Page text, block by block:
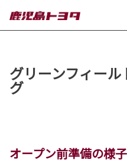
グリーンフィー
グ
オープン前準備の様